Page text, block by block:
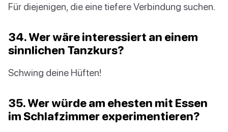
Für diejenigen, die eine tiefere Verbindung suchen.
34. Wer wäre interessiert an einem
sinnlichen Tanzkurs?
Schwing deine Hüften!
35. Wer würde am ehesten mit Essen
im Schlafzimmer experimentieren?